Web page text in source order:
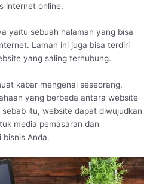
internet online.
yaitu sebuah halaman yang bisa
Laman ini juga bisa terdiri
yang saling terhubung.
kabar mengenai seseorang,
yang berbeda antara website
itu, website dapat diwujudkan
media pemasaran dan
bisnis Anda.